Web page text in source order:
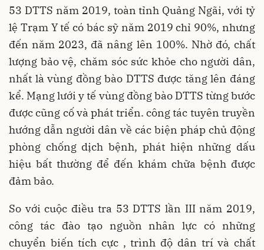
53 DTTS năm 2019, toàn tỉnh Quảng Ngãi, với tỷ
lệ Trạm Y tế có bác sỹ năm 2019 chỉ 90%, nhưng
đến năm 2023, đã nâng lên 100%. Nhờ đó, chất
lượng bảo vệ, chăm sóc sức khỏe cho người dân,
nhất là vùng đồng bào DTTS được tăng lên đáng
kể. Mạng lưới y tế vùng đồng bào DTTS từng bước
được cũng cố và phát triển. công tác tuyên truyền
hướng dẫn người dân về các biện pháp chủ động
phòng chống dịch bệnh, phát hiện những dấu
hiệu bất thường để đến khám chữa bệnh được
đảm bảo.
So với cuộc điều tra 53 DTTS lần III năm 2019,
công tác đào tạo nguồn nhân lực có những
chuyển biến tích cực , trình độ dân trí và chất